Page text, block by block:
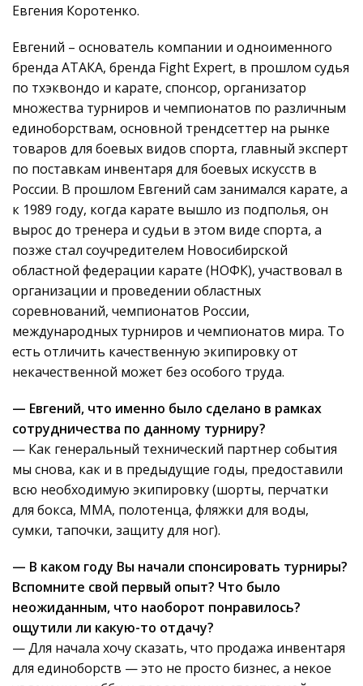
Евгения Коротенко.
Евгений – основатель компании и одноименного
бренда AТАКА, бренда Fight Expert, в прошлом судья
по тхэквондо и карате, спонсор, организатор
множества турниров и чемпионатов по различным
единоборствам, основной трендсеттер на рынке
товаров для боевых видов спорта, главный эксперт
по поставкам инвентаря для боевых искусств в
России. В прошлом Евгений сам занимался карате, а
к 1989 году, когда карате вышло из подполья, он
вырос до тренера и судьи в этом виде спорта, а
позже стал соучредителем Новосибирской
областной федерации карате (НОФК), участвовал в
организации и проведении областных
соревнований, чемпионатов России,
международных турниров и чемпионатов мира. То
есть отличить качественную экипировку от
некачественной может без особого труда.
— Евгений, что именно было сделано в рамках
сотрудничества по данному турниру?
— Как генеральный технический партнер события
мы снова, как и в предыдущие годы, предоставили
всю необходимую экипировку (шорты, перчатки
для бокса, ММА, полотенца, фляжки для воды,
сумки, тапочки, защиту для ног).
— В каком году Вы начали спонсировать турниры?
Вспомните свой первый опыт? Что было
неожиданным, что наоборот понравилось?
ощутили ли какую-то отдачу?
— Для начала хочу сказать, что продажа инвентаря
для единоборств — это не просто бизнес, а некое